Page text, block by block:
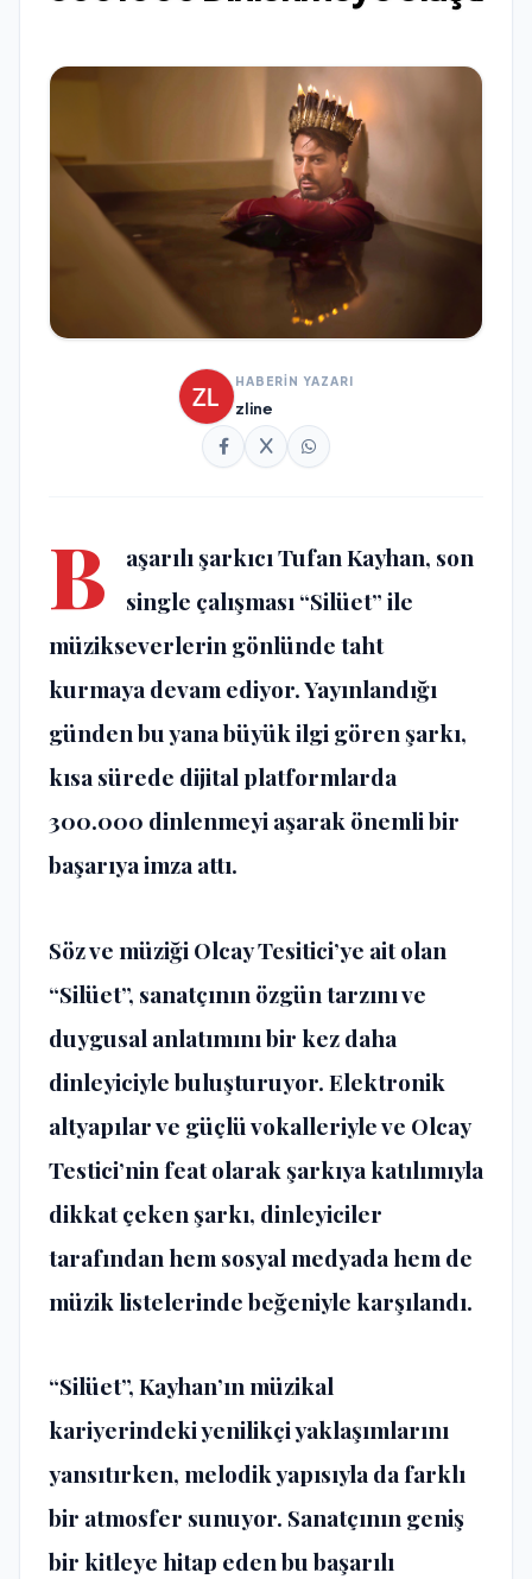
HABERİN YAZARI
zline
B
aşarılı şarkıcı Tufan Kayhan, son
single çalışması “Silüet” ile
müzikseverlerin gönlünde taht
kurmaya devam ediyor. Yayınlandığı
günden bu yana büyük ilgi gören şarkı,
kısa sürede dijital platformlarda
300.000 dinlenmeyi aşarak önemli bir
başarıya imza attı.
Söz ve müziği Olcay Tesitici’ye ait olan
“Silüet”, sanatçının özgün tarzını ve
duygusal anlatımını bir kez daha
dinleyiciyle buluşturuyor. Elektronik
altyapılar ve güçlü vokalleriyle ve Olcay
Testici’nin feat olarak şarkıya katılımıyla
dikkat çeken şarkı, dinleyiciler
tarafından hem sosyal medyada hem de
müzik listelerinde beğeniyle karşılandı.
“Silüet”, Kayhan’ın müzikal
kariyerindeki yenilikçi yaklaşımlarını
yansıtırken, melodik yapısıyla da farklı
bir atmosfer sunuyor. Sanatçının geniş
bir kitleye hitap eden bu başarılı